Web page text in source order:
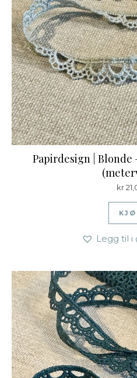
Papirdesign | Blonde
kr
Legg til i